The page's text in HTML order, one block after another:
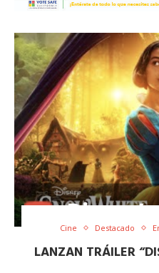
Cine Destacado
LANZAN TRÁILER